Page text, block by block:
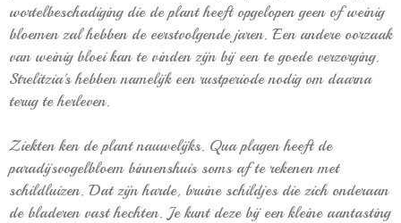
wortelbeschadiging die de plant heeft opgelopen geen of weinig
bloemen zal hebben de eerstvolgende jaren. Een andere oorzaak
van weinig bloei kan te vinden zijn bij een te goede verzorging.
Strelitzia's hebben namelijk een rustperiode nodig om daarna
terug te herleven.
Ziekten ken de plant nauwelijks. Qua plagen heeft de
paradijsvogelbloem binnenshuis soms af te rekenen met
schildluizen. Dat zijn harde, bruine schildjes die zich onderaan
de bladeren vast hechten. Je kunt deze bij een kleine aantasting